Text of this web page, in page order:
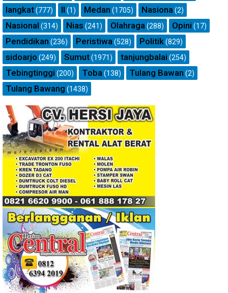
langkat(777) ll (1) Medan (1705) Nasiona(2)
Nasional (314) Nias (241) Olahraga(288) Opini (17)
Pendidikan (236) Peristiwa(528) Politik(829)
sidoarjo (249) Sumut(1971) tanjungbalai (254)
Tebingtinggi (200) Toba(138) Tulang Bawan (2)
Tulang Bawang (1438)